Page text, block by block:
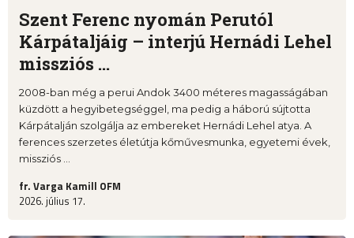
Szent Ferenc nyomán Perutól
Kárpátaljáig – interjú Hernádi Lehel
missziós ...
2008-ban még a perui Andok 3400 méteres magasságában
küzdött a hegyibetegséggel, ma pedig a háború sújtotta
Kárpátalján szolgálja az embereket Hernádi Lehel atya. A
ferences szerzetes életútja kőművesmunka, egyetemi évek,
missziós ...
fr. Varga Kamill OFM
2026. július 17.